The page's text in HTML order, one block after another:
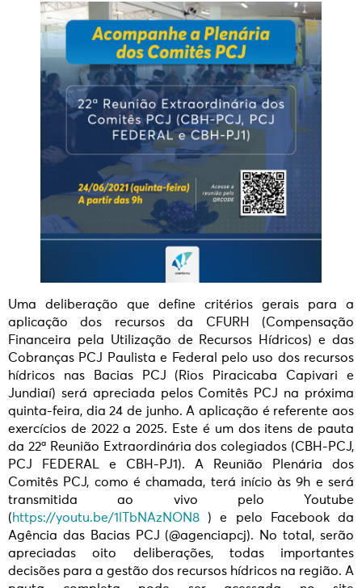
Uma deliberação que define critérios gerais para a
aplicação dos recursos da CFURH (Compensação
Financeira pela Utilização de Recursos Hídricos) e das
Cobranças PCJ Paulista e Federal pelo uso dos recursos
hídricos nas Bacias PCJ (Rios Piracicaba Capivari e
Jundiaí) será apreciada pelos Comitês PCJ na próxima
quinta-feira, dia 24 de junho. A aplicação é referente aos
exercícios de 2022 a 2025. Este é um dos itens de pauta
da 22ª Reunião Extraordinária dos colegiados (CBH-PCJ,
PCJ FEDERAL e CBH-PJ1). A Reunião Plenária dos
Comitês PCJ, como é chamada, terá início às 9h e será
transmitida ao vivo pelo Youtube
(https://youtu.be/1lTbNAzNON8 ) e pelo Facebook da
Agência das Bacias PCJ (@agenciapcj). No total, serão
apreciadas oito deliberações, todas importantes
decisões para a gestão dos recursos hídricos na região. A